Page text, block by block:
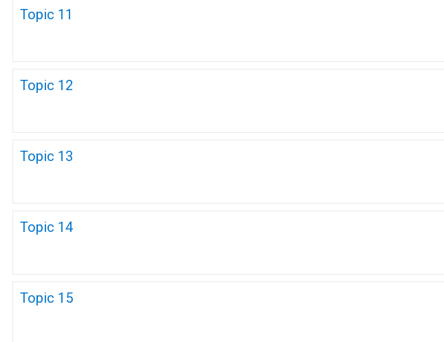
Topic 11
Topic 12
Topic 13
Topic 14
Topic 15